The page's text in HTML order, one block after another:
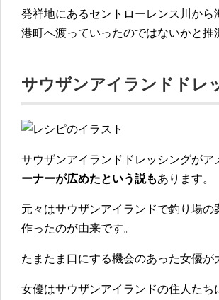
発祥地にあるセントローレンス川から
港町へ渡っていったのではないかと推
サウザンアイランドドレ
サウザンアイランドドレッシングが
ーナーが広めたという説もあります。
元々はサウザンアイランドで釣り場
作ったのが由来です。
たまたま口にする機会のあった女優が
女優はサウザンアイランドの住人た